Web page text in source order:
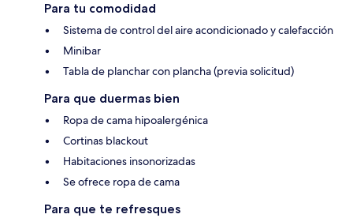
Para tu comodidad
Sistema de control del aire acondicionado y calefacción
Minibar
Tabla de planchar con plancha (previa solicitud)
Para que duermas bien
Ropa de cama hipoalergénica
Cortinas blackout
Habitaciones insonorizadas
Se ofrece ropa de cama
Para que te refresques